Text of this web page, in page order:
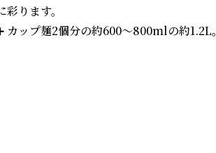
ります。
カップ麺2個分の約600～800mlの約1.2L。